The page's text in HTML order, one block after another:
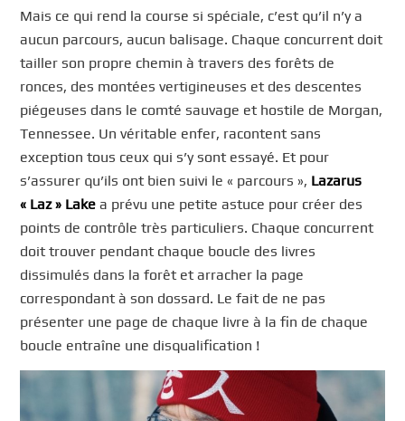
Mais ce qui rend la course si spéciale, c’est qu’il n’y a
aucun parcours, aucun balisage. Chaque concurrent doit
tailler son propre chemin à travers des forêts de
ronces, des montées vertigineuses et des descentes
piégeuses dans le comté sauvage et hostile de Morgan,
Tennessee. Un véritable enfer, racontent sans
exception tous ceux qui s’y sont essayé. Et pour
s’assurer qu’ils ont bien suivi le « parcours », Lazarus
« Laz » Lake a prévu une petite astuce pour créer des
points de contrôle très particuliers. Chaque concurrent
doit trouver pendant chaque boucle des livres
dissimulés dans la forêt et arracher la page
correspondant à son dossard. Le fait de ne pas
présenter une page de chaque livre à la fin de chaque
boucle entraîne une disqualification !